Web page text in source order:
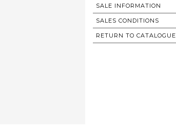
SALE INFORMATION
SALES CONDITIONS
RETURN TO CATALOGUE